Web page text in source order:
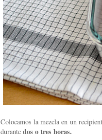
Colocamos la mezcla en un
durante dos o tres horas.